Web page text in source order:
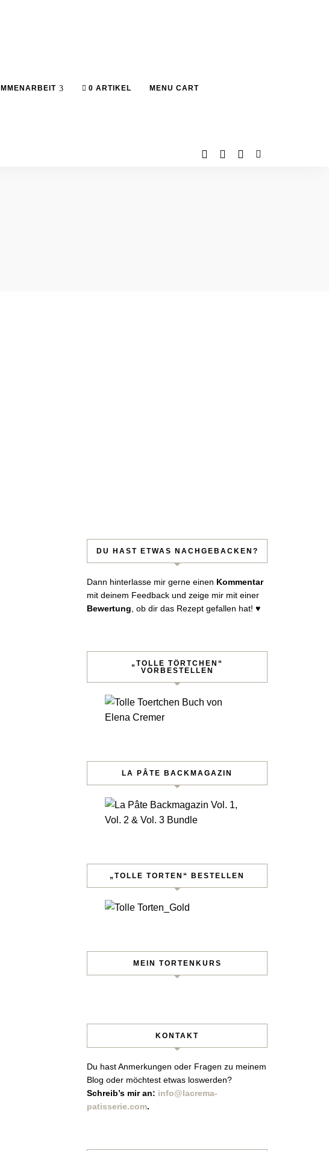
0 ARTIKEL MENU CART
DU HAST ETWAS NACHGEBACKEN?
Dann hinterlasse mir gerne einen Kommentar
mit deinem Feedback und zeige mir mit einer
Bewertung , ob dir das Rezept gefallen hat! ♥︎
„TOLLE TÖRTCHEN“
VORBESTELLEN
LA PÂTE BACKMAGAZIN
„TOLLE TORTEN“ BESTELLEN
MEIN TORTENKURS
KONTAKT
Du hast Anmerkungen oder Fragen zu meinem
Blog oder möchtest etwas loswerden?
Schreib’s mir an: info@lacrema-
patisserie.com.